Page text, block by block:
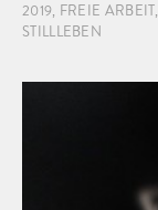
2019, FREIE ARBEIT,
STILLLEBEN